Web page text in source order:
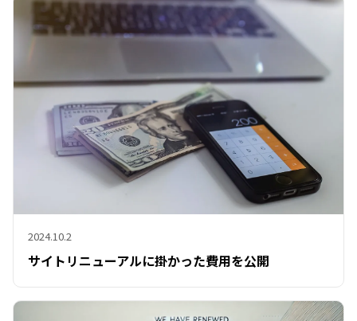
2024.10.2
サイトリニューアルに掛かった費用を公開